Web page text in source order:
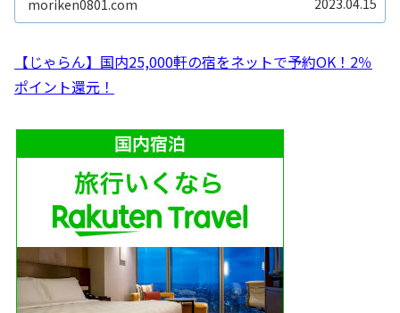
moriken0801.com
【じゃらん】国内25,000軒の宿をネットで予約OK！2％
ポイント還元！